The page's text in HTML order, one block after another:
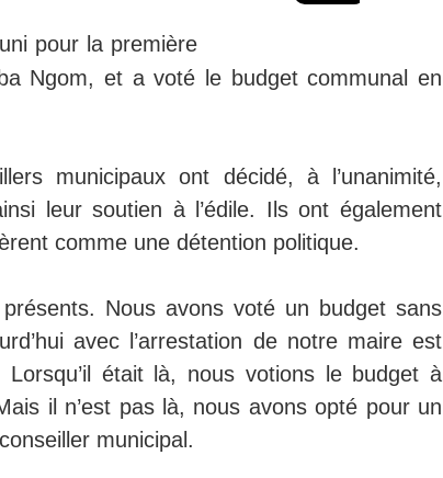
pour la première
Ngom, et a voté le budget communal en
municipaux ont décidé, à l’unanimité,
leur soutien à l’édile. Ils ont également
comme une détention politique.
Nous avons voté un budget sans
avec l’arrestation de notre maire est
était là, nous votions le budget à
il n’est pas là, nous avons opté pour un
municipal.